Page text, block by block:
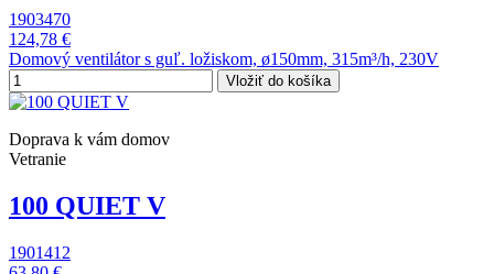
1903470
124,78 €
Domový ventilátor s guľ. ložiskom, ø150mm, 315m³/h, 230V
Vložiť do košíka
Doprava k vám domov
Vetranie
100 QUIET V
1901412